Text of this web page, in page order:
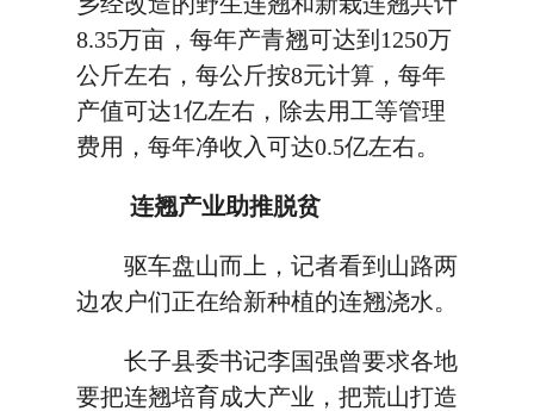
8.35万亩，每年产青翘可达到1250万
公斤左右，每公斤按8元计算，每年
产值可达1亿左右，除去用工等管理
费用，每年净收入可达0.5亿左右。
连翘产业助推脱贫
驱车盘山而上，记者看到山路两
边农户们正在给新种植的连翘浇水。
长子县委书记李国强曾要求各地
要把连翘培育成大产业，把荒山打造